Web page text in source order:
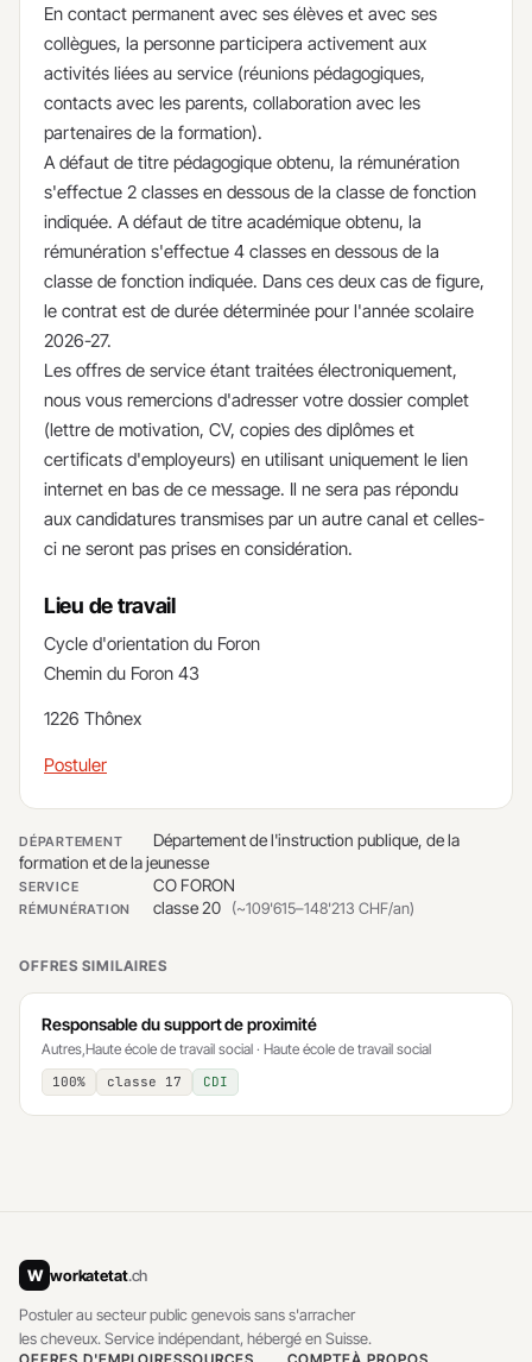
En contact permanent avec ses élèves et avec ses
collègues, la personne participera activement aux
activités liées au service (réunions pédagogiques,
contacts avec les parents, collaboration avec les
partenaires de la formation).
A défaut de titre pédagogique obtenu, la rémunération
s'effectue 2 classes en dessous de la classe de fonction
indiquée. A défaut de titre académique obtenu, la
rémunération s'effectue 4 classes en dessous de la
classe de fonction indiquée. Dans ces deux cas de figure,
le contrat est de durée déterminée pour l'année scolaire
2026-27.
Les offres de service étant traitées électroniquement,
nous vous remercions d'adresser votre dossier complet
(lettre de motivation, CV, copies des diplômes et
certificats d'employeurs) en utilisant uniquement le lien
internet en bas de ce message. Il ne sera pas répondu
aux candidatures transmises par un autre canal et celles-
ci ne seront pas prises en considération.
Lieu de travail
Cycle d'orientation du Foron
Chemin du Foron 43
1226 Thônex
Postuler
DÉPARTEMENT
Département de l'instruction publique, de la
formation et de la jeunesse
SERVICE CO FORON
RÉMUNÉRATION classe 20 (~109'615–148'213 CHF/an)
OFFRES SIMILAIRES
Responsable du support de proximité
Autres,Haute école de travail social · Haute école de travail social
100% classe 17 CDI
W workatetat.ch
Postuler au secteur public genevois sans s'arracher
les cheveux. Service indépendant, hébergé en Suisse.